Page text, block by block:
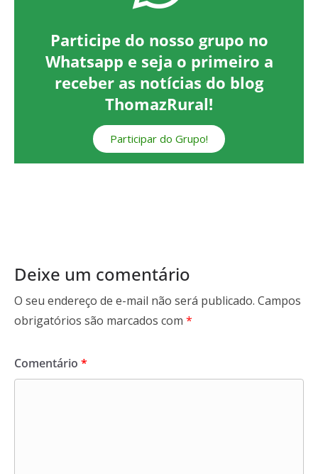
Participe do nosso grupo no
Whatsapp e seja o primeiro a
receber as notícias do blog
ThomazRural!
Participar do Grupo!
Deixe um comentário
O seu endereço de e-mail não será publicado. Campos
obrigatórios são marcados com *
Comentário *